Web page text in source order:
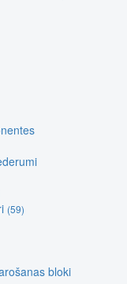
(59)
bloki